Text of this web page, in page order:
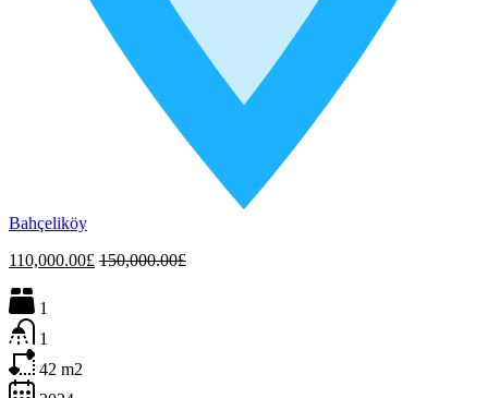
Bahçeliköy
110,000.00£ 150,000.00£
1
1
42 m2